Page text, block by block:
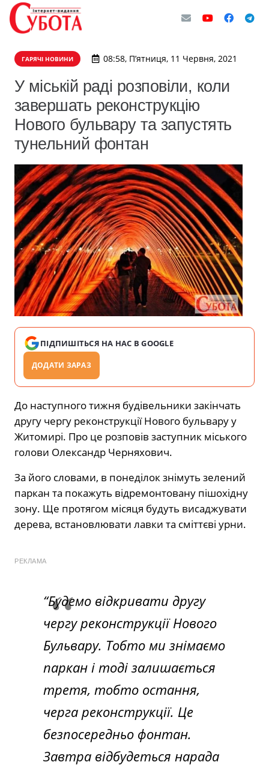
ГАРЯЧІ НОВИНИ 08:58, П’ятниця, 11 Червня, 2021
У міській раді розповіли, коли
завершать реконструкцію
Нового бульвару та запустять
тунельний фонтан
ПІДПИШІТЬСЯ НА НАС В GOOGLE
ДОДАТИ ЗАРАЗ
До наступного тижня будівельники закінчать
другу чергу реконструкції Нового бульвару у
Житомирі. Про це розповів заступник міського
голови Олександр Черняхович.
За його словами, в понеділок знімуть зелений
паркан та покажуть відремонтовану пішохідну
зону. Ще протягом місяця будуть висаджувати
дерева, встановлювати лавки та сміттєві урни.
РЕКЛАМА
“Будемо відкривати другу
чергу реконструкції Нового
Бульвару. Тобто ми знімаємо
паркан і тоді залишається
третя, тобто остання,
черга реконструкції. Це
безпосередньо фонтан.
Завтра відбудеться нарада